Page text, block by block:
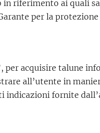
riferimento ai quali
per la
per acquisire talune
all’utente in
fornite